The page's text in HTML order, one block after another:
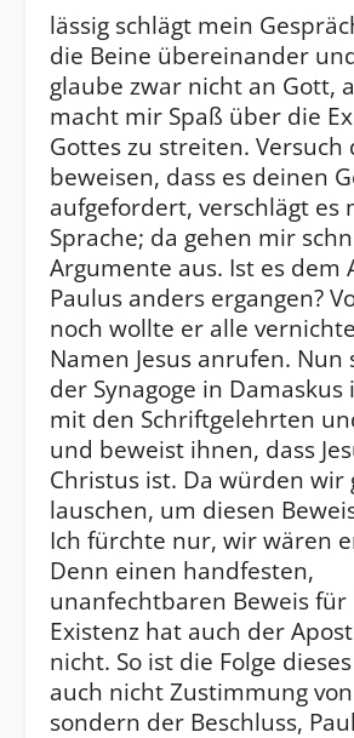
lässig schlägt mein
die Beine übereinander
glaube zwar nicht an Gott,
macht mir Spaß über die
Gottes zu streiten. Versuch
beweisen, dass es deinen
aufgefordert, verschlägt es
Sprache; da gehen mir
Argumente aus. Ist es dem
Paulus anders ergangen?
noch wollte er alle
Namen Jesus anrufen. Nun
der Synagoge in Damaskus
mit den Schriftgelehrten
und beweist ihnen, dass
Christus ist. Da würden wir
lauschen, um diesen
Ich fürchte nur, wir wären
Denn einen handfesten,
unanfechtbaren Beweis für
Existenz hat auch der
nicht. So ist die Folge
auch nicht Zustimmung
sondern der Beschluss,